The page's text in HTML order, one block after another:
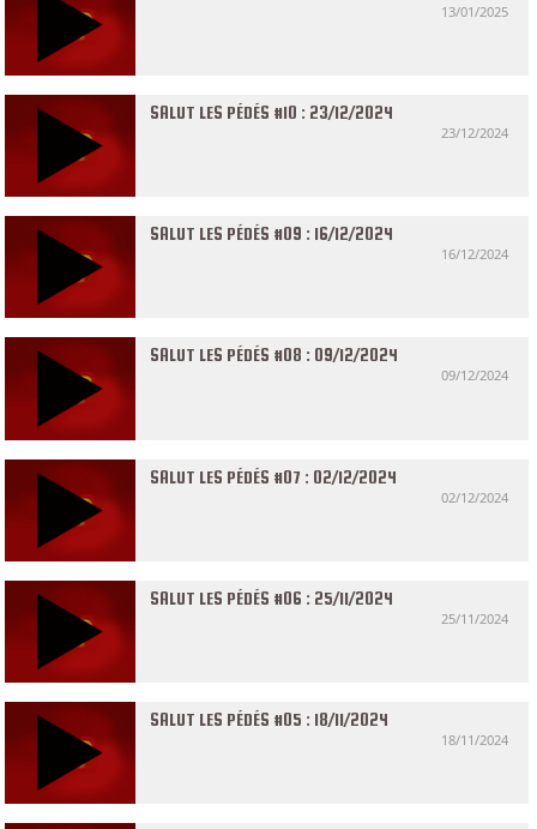
13/01/2025
SALUT LES PÉDÉS #10 : 23/12/2024
23/12/2024
SALUT LES PÉDÉS #09 : 16/12/2024
16/12/2024
SALUT LES PÉDÉS #08 : 09/12/2024
09/12/2024
SALUT LES PÉDÉS #07 : 02/12/2024
02/12/2024
SALUT LES PÉDÉS #06 : 25/11/2024
25/11/2024
SALUT LES PÉDÉS #05 : 18/11/2024
18/11/2024